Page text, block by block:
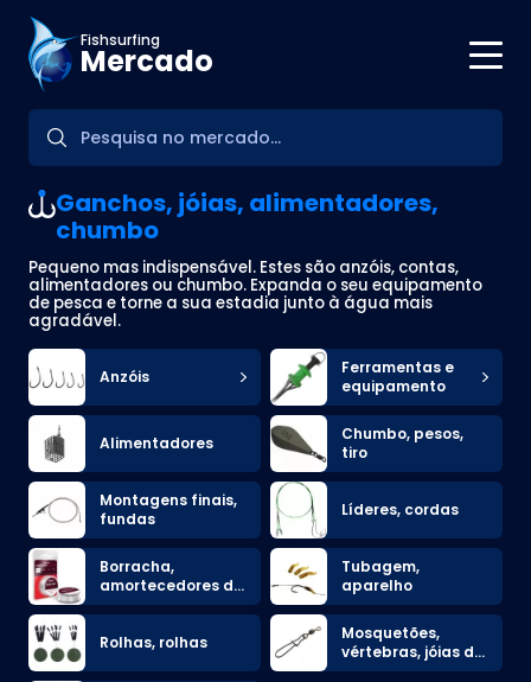
Fishsurfing
Mercado
Ganchos, jóias, alimentadores,
chumbo
Pequeno mas indispensável. Estes são anzóis, contas,
alimentadores ou chumbo. Expanda o seu equipamento
de pesca e torne a sua estadia junto à água mais
agradável.
Anzóis
Ferramentas e
equipamento
Alimentadores
Chumbo, pesos,
tiro
Montagens finais,
fundas
Líderes, cordas
Borracha,
amortecedores de
choque
Tubagem,
aparelho
Rolhas, rolhas
Mosquetões,
vértebras, jóias de
ligação